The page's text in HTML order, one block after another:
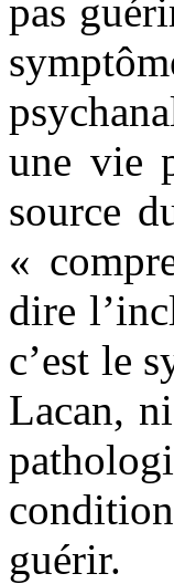
pas
une vie
source
«
dire
c’est le
Lacan,
guérir.